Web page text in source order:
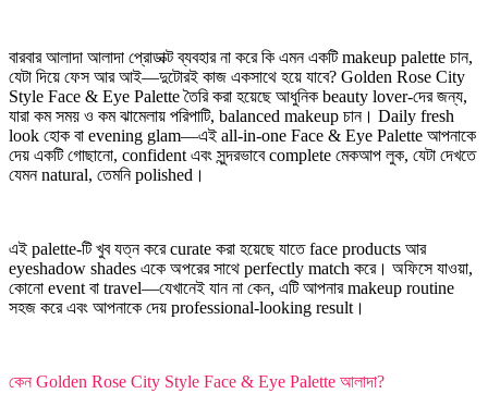
বারবার আলাদা আলাদা প্রোডাক্ট ব্যবহার না করে কি এমন একটি makeup palette চান,
যেটা দিয়ে ফেস আর আই—দুটোরই কাজ একসাথে হয়ে যাবে? Golden Rose City
Style Face & Eye Palette তৈরি করা হয়েছে আধুনিক beauty lover-দের জন্য,
যারা কম সময় ও কম ঝামেলায় পরিপাটি, balanced makeup চান। Daily fresh
look হোক বা evening glam—এই all-in-one Face & Eye Palette আপনাকে
দেয় একটি গোছানো, confident এবং সুন্দরভাবে complete মেকআপ লুক, যেটা দেখতে
যেমন natural, তেমনি polished।
এই palette-টি খুব যত্ন করে curate করা হয়েছে যাতে face products আর
eyeshadow shades একে অপরের সাথে perfectly match করে। অফিসে যাওয়া,
কোনো event বা travel—যেখানেই যান না কেন, এটি আপনার makeup routine
সহজ করে এবং আপনাকে দেয় professional-looking result।
কেন Golden Rose City Style Face & Eye Palette আলাদা?